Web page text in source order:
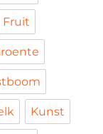
Fruit
Kunst